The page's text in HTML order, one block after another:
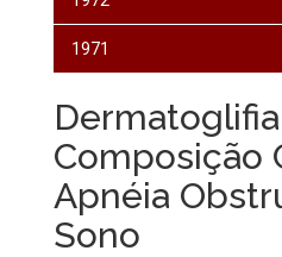
1971
Composição
Apnéia
Sono